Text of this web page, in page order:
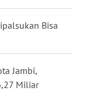
Bisa
Jambi,
Miliar